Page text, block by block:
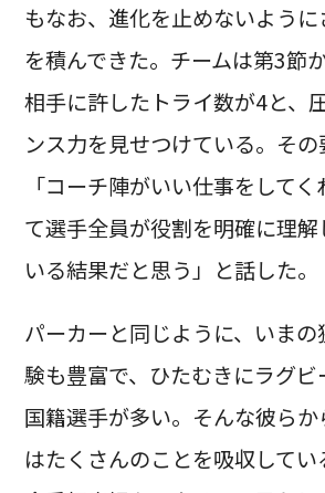
もなお、進化を止めないよう
を積んできた。チームは第3節
相手に許したトライ数が4と、
ンス力を見せつけている。そ
「コーチ陣がいい仕事をして
て選手全員が役割を明確に理
いる結果だと思う」と話した。
パーカーと同じように、いまの
験も豊富で、ひたむきにラグ
国籍選手が多い。そんな彼ら
はたくさんのことを吸収して